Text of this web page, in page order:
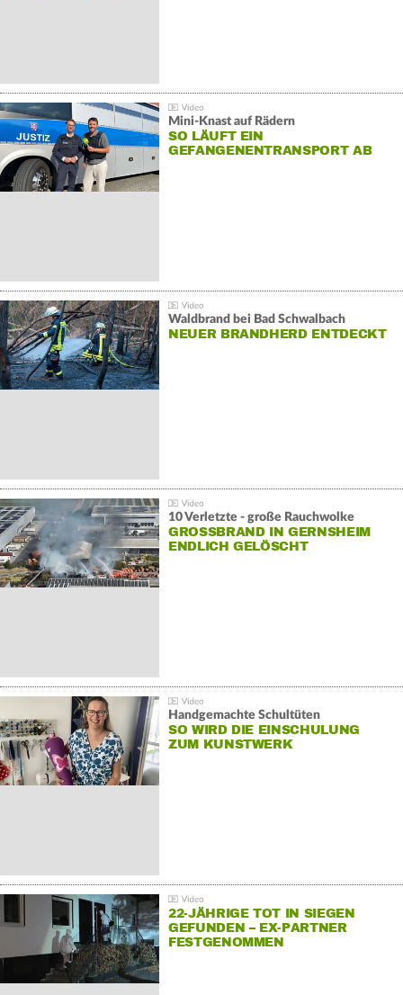
Mini-Knast auf Rädern
SO LÄUFT EIN
GEFANGENENTRANSPORT AB
Waldbrand bei Bad Schwalbach
NEUER BRANDHERD ENTDECKT
10 Verletzte - große Rauchwolke
GROSSBRAND IN GERNSHEIM E
NDLICH GELÖSCHT
Handgemachte Schultüten
SO WIRD DIE EINSCHULUNG
ZUM KUNSTWERK
22-JÄHRIGE TOT IN SIEGEN
GEFUNDEN – EX-PARTNER
FESTGENOMMEN